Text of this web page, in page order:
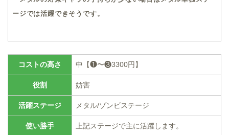
ージでは活躍できそうです。
コストの高さ 中【❶〜❸3300円】
役割 妨害
活躍ステージ メタル/ゾンビステージ
使い勝手 上記ステージで主に活躍します。